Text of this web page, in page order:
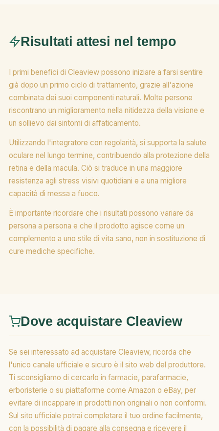
Risultati attesi nel tempo
I primi benefici di Cleaview possono iniziare a farsi sentire
già dopo un primo ciclo di trattamento, grazie all'azione
combinata dei suoi componenti naturali. Molte persone
riscontrano un miglioramento nella nitidezza della visione e
un sollievo dai sintomi di affaticamento.
Utilizzando l'integratore con regolarità, si supporta la salute
oculare nel lungo termine, contribuendo alla protezione della
retina e della macula. Ciò si traduce in una maggiore
resistenza agli stress visivi quotidiani e a una migliore
capacità di messa a fuoco.
È importante ricordare che i risultati possono variare da
persona a persona e che il prodotto agisce come un
complemento a uno stile di vita sano, non in sostituzione di
cure mediche specifiche.
Dove acquistare Cleaview
Se sei interessato ad acquistare Cleaview, ricorda che
l'unico canale ufficiale e sicuro è il sito web del produttore.
Ti sconsigliamo di cercarlo in farmacie, parafarmacie,
erboristerie o su piattaforme come Amazon o eBay, per
evitare di incappare in prodotti non originali o non conformi.
Sul sito ufficiale potrai completare il tuo ordine facilmente,
con la possibilità di pagare alla consegna e ricevere il